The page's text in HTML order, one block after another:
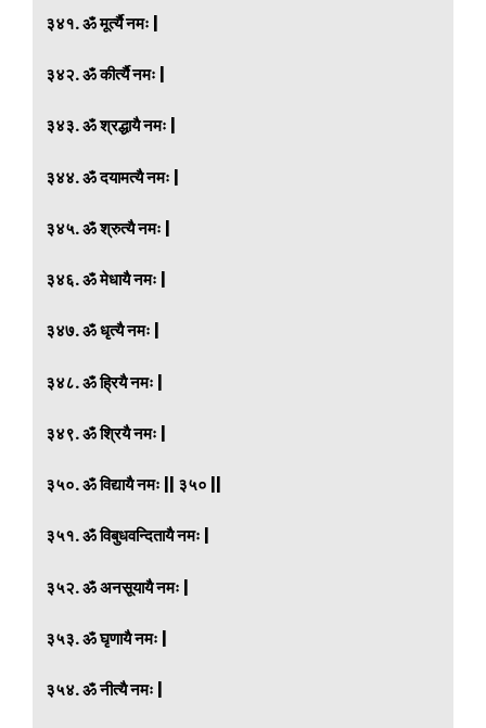
३४१. ॐ मूर्त्यै नमः |
३४२. ॐ कीर्त्यै नमः |
३४३. ॐ श्रद्धायै नमः |
३४४. ॐ दयामत्यै नमः |
३४५. ॐ श्रुत्यै नमः |
३४६. ॐ मेधायै नमः |
३४७. ॐ धृत्यै नमः |
३४८. ॐ ह्रियै नमः |
३४९. ॐ श्रियै नमः |
३५०. ॐ विद्यायै नमः || ३५० ||
३५१. ॐ विबुधवन्दितायै नमः |
३५२. ॐ अनसूयायै नमः |
३५३. ॐ घृणायै नमः |
३५४. ॐ नीत्यै नमः |